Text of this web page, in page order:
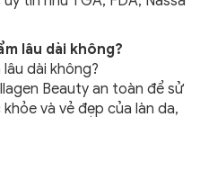
lâu dài không?
dài không?
Beauty an toàn để sử
và vẻ đẹp của làn da,